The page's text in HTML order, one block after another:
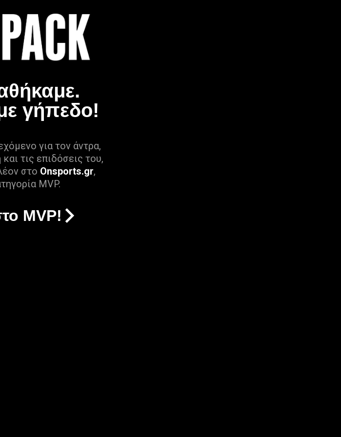
γήπεδο!
για τον άντρα,
τις επιδόσεις του,
στο Onsports.gr,
MVP.
MVP!